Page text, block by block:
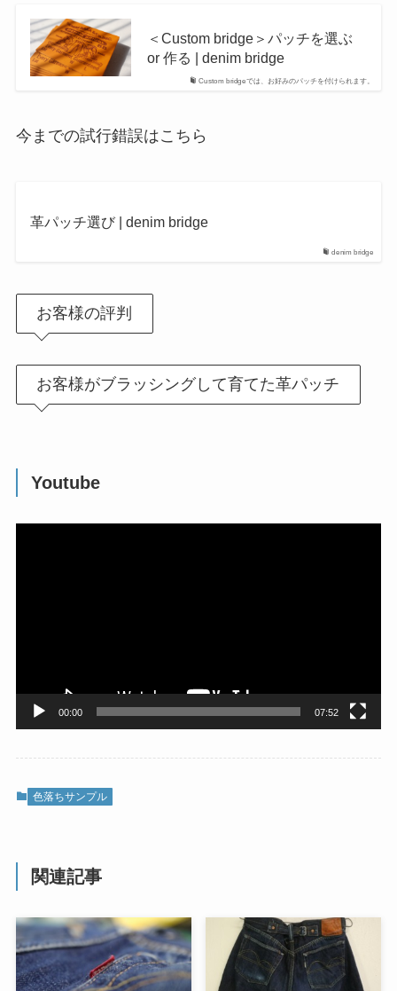
Custom bridgeでは、お好みのパッチを付けられます。
＜Custom bridge＞パッチを選ぶ
or 作る | denim bridge
今までの試行錯誤はこちら
denim bridge
革パッチ選び | denim bridge
お客様の評判
お客様がブラッシングして育てた革パッチ
Youtube
00:00 07:52
色落ちサンプル
関連記事